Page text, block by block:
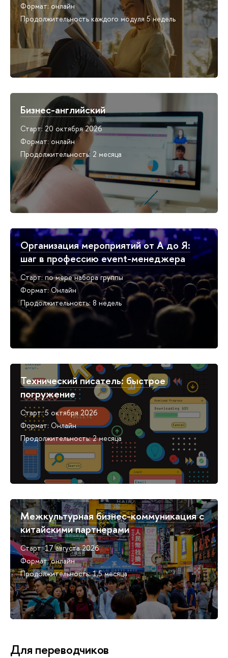
Формат: онлайн
Продолжительность каждого модуля 5 недель
Бизнес-английский
Старт: 20 октября 2026
Формат: онлайн
Продолжительность: 2 месяца
Организация мероприятий от А до Я:
шаг в профессию event-менеджера
Старт: по мере набора группы
Формат: Онлайн
Продолжительность: 8 недель
Технический писатель: быстрое
погружение
Старт: 5 октября 2026
Формат: Онлайн
Продолжительность: 2 месяца
Межкультурная бизнес-коммуникация с
китайскими партнерами
Старт: 17 августа 2026
Формат: онлайн
Продолжительность: 1,5 месяца
Для переводчиков